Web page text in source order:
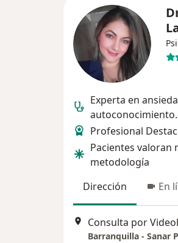
Experta en
Profesional
Pacientes valoran
metodología
Dirección
En
Consulta por
Barranquilla - Sanar